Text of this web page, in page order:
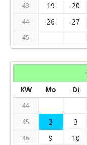
43 19 20
44 26 27
45
KW
Mo Di
44
45 2 3
46 9 10